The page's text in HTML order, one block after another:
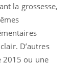
la grossesse,
D’autres
2015 ou une